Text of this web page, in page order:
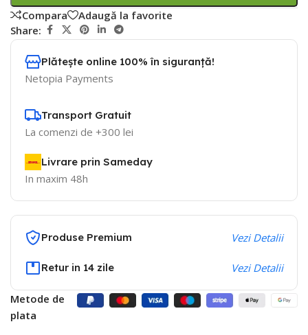
Compara
Adaugă la favorite
Share:
Plătește online 100% în siguranță!
Netopia Payments
Transport Gratuit
La comenzi de +300 lei
Livrare prin Sameday
In maxim 48h
Produse Premium Vezi Detalii
Retur in 14 zile Vezi Detalii
Metode de
plata